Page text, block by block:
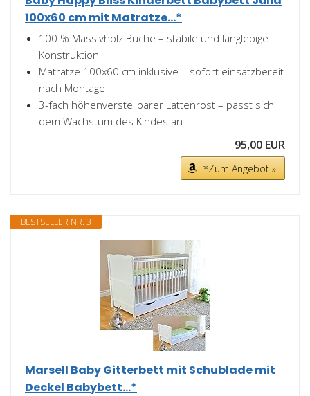
100x60 cm mit Matratze...*
100 % Massivholz Buche – stabile und langlebige
Konstruktion
Matratze 100x60 cm inklusive – sofort einsatzbereit
nach Montage
3-fach höhenverstellbarer Lattenrost – passt sich
dem Wachstum des Kindes an
95,00 EUR
*Zum Angebot »
BESTSELLER NR. 3
Marsell Baby Gitterbett mit Schublade mit
Deckel Babybett...*